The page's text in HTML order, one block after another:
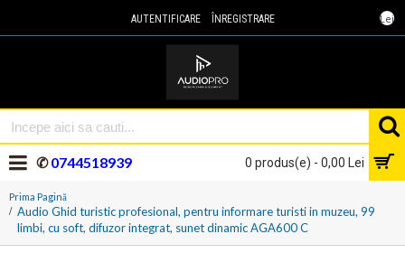
Lei
AUTENTIFICARE ÎNREGISTRARE
0 produs(e) - 0,00 Lei
✆0744518939
Prima Pagină
Audio Ghid turistic profesional, pentru informare turisti in muzeu, 99
limbi, cu soft, difuzor integrat, sunet dinamic AGA600 C